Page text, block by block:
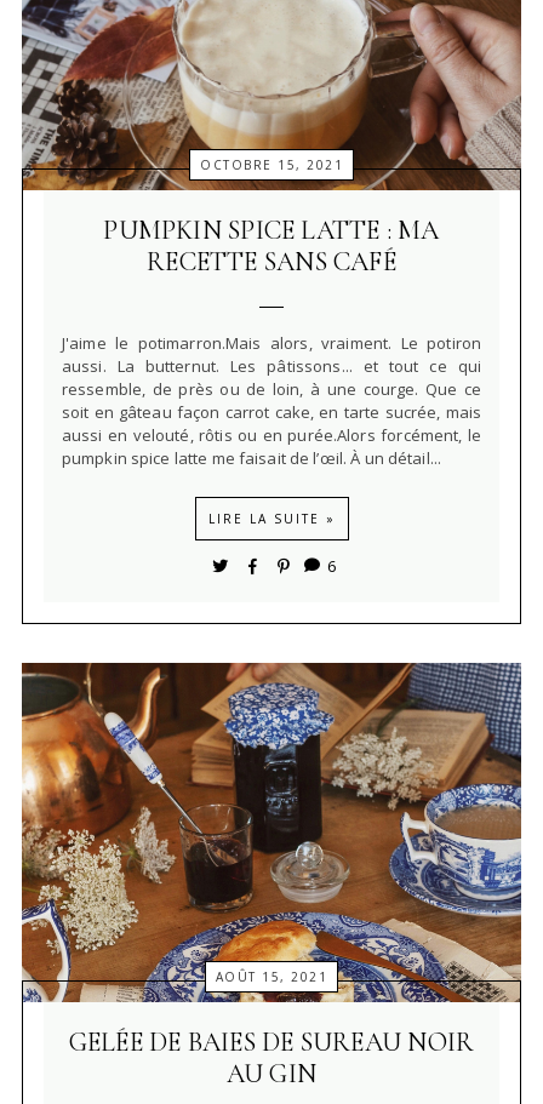
OCTOBRE 15, 2021
PUMPKIN SPICE LATTE : MA
RECETTE SANS CAFÉ
J'aime le potimarron.Mais alors, vraiment. Le potiron
aussi. La butternut. Les pâtissons... et tout ce qui
ressemble, de près ou de loin, à une courge. Que ce
soit en gâteau façon carrot cake, en tarte sucrée, mais
aussi en velouté, rôtis ou en purée.Alors forcément, le
pumpkin spice latte me faisait de l’œil. À un détail...
LIRE LA SUITE »
6
AOÛT 15, 2021
GELÉE DE BAIES DE SUREAU NOIR
AU GIN